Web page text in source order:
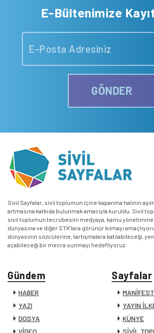
E-Bültenimize
GÖNDER
Sivil Sayfalar, sivil toplumun içine kapanma halinin
artmasına katkıda bulunmak amacıyla kuruldu. Sivil
sivil toplumun tecrübesini medyaya, kamu
dünyasına ve diğer STK’lara görünür kılmayı
dünyasının sözcülerine, tartışmalara katılabileceği,
açabileceği bir mecra sunmayı hedefliyoruz.
Gündem
HABER
YAZI
DOSYA
VİDEO
Sayfalar
YAYIN
KÜNYE
SİVİL